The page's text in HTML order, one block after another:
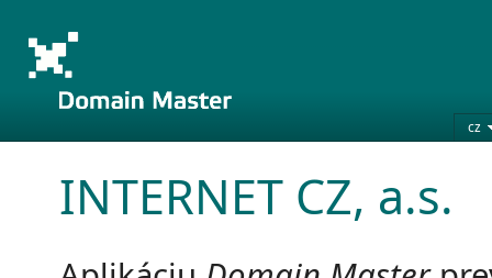
cz
INTERNET CZ, a.s.